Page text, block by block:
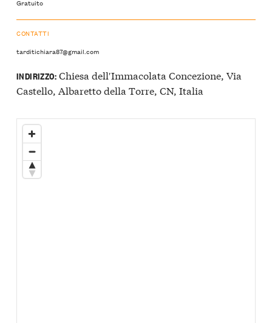
Gratuito
CONTATTI
tarditichiara87@gmail.com
INDIRIZZO:Chiesa dell′Immacolata Concezione, Via
Castello, Albaretto della Torre, CN, Italia